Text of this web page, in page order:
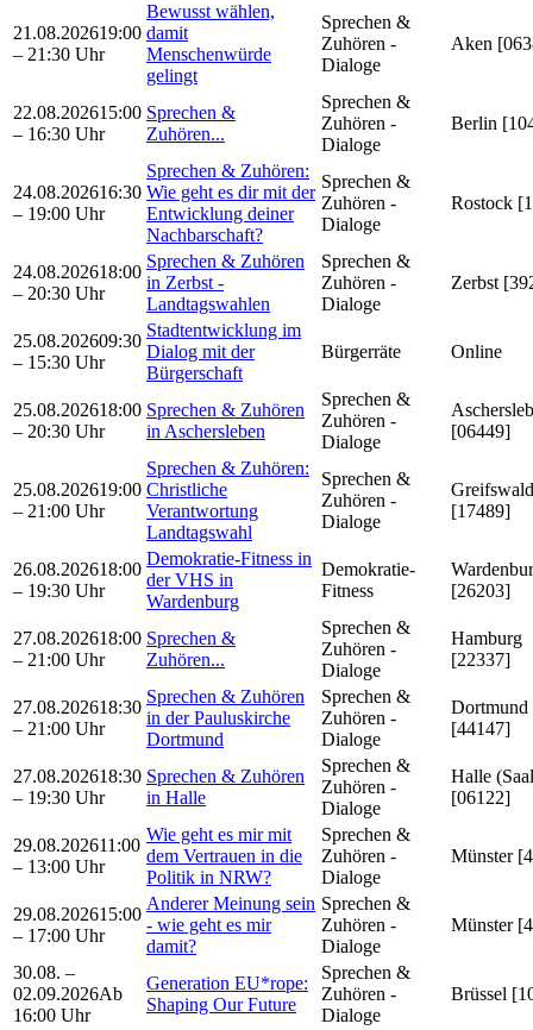
21.08.202619:00
– 21:30 Uhr
Bewusst wählen,
damit
Menschenwürde
gelingt
Sprechen &
Zuhören -
Dialoge
Aken
22.08.202615:00
– 16:30 Uhr
Sprechen &
Zuhören...
Sprechen &
Zuhören -
Dialoge
Berlin
24.08.202616:30
– 19:00 Uhr
Sprechen & Zuhören:
Wie geht es dir mit der
Entwicklung deiner
Nachbarschaft?
Sprechen &
Zuhören -
Dialoge
Rostock
24.08.202618:00
– 20:30 Uhr
Sprechen & Zuhören
in Zerbst -
Landtagswahlen
Sprechen &
Zuhören -
Dialoge
Zerbst
25.08.202609:30
– 15:30 Uhr
Stadtentwicklung im
Dialog mit der
Bürgerschaft
Bürgerräte Online
25.08.202618:00
– 20:30 Uhr
Sprechen & Zuhören
in Aschersleben
Sprechen &
Zuhören -
Dialoge
[06449]
25.08.202619:00
– 21:00 Uhr
Sprechen & Zuhören:
Christliche
Verantwortung
Landtagswahl
Sprechen &
Zuhören -
Dialoge
Greifswald
[17489]
26.08.202618:00
– 19:30 Uhr
Demokratie-Fitness in
der VHS in
Wardenburg
Demokratie-
Fitness
[26203]
27.08.202618:00
– 21:00 Uhr
Sprechen &
Zuhören...
Sprechen &
Zuhören -
Dialoge
Hamburg
[22337]
27.08.202618:30
– 21:00 Uhr
Sprechen & Zuhören
in der Pauluskirche
Dortmund
Sprechen &
Zuhören -
Dialoge
Dortmund
[44147]
27.08.202618:30
– 19:30 Uhr
Sprechen & Zuhören
in Halle
Sprechen &
Zuhören -
Dialoge
Halle
[06122]
29.08.202611:00
– 13:00 Uhr
Wie geht es mir mit
dem Vertrauen in die
Politik in NRW?
Sprechen &
Zuhören -
Dialoge
Münster
29.08.202615:00
– 17:00 Uhr
Anderer Meinung sein
- wie geht es mir
damit?
Sprechen &
Zuhören -
Dialoge
Münster
30.08. –
02.09.2026Ab
16:00 Uhr
Generation EU*rope:
Shaping Our Future
Sprechen &
Zuhören -
Dialoge
Brüssel